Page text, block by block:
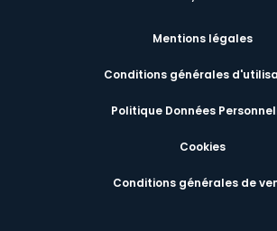
Mentions légales
Conditions générales
Politique Données
Cookies
Conditions générales de